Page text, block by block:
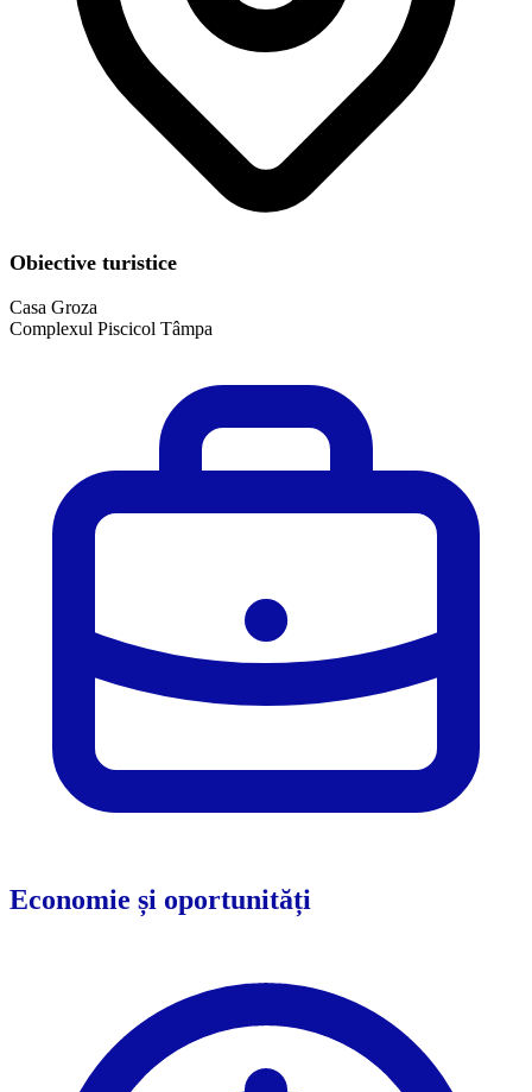
Obiective turistice
Casa Groza
​Complexul Piscicol Tâmpa
Economie și oportunități